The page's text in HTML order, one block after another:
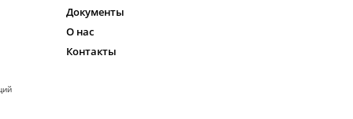
Документы
О нас
Контакты